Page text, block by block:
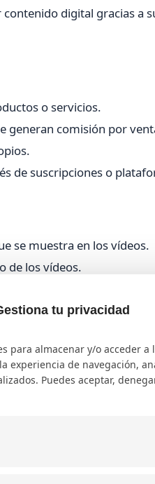
digital gracias a
o servicios.
generan comisión por
de suscripciones o
se muestra en los vídeos.
de los vídeos.
al creador.
afiliados.
tu privacidad
para almacenar y/o acceder
experiencia de navegación,
Puedes aceptar,